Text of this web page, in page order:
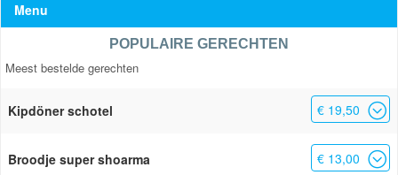
Menu
POPULAIRE GERECHTEN
Meest bestelde gerechten
Kipdöner schotel € 19,50
Broodje super shoarma € 13,00